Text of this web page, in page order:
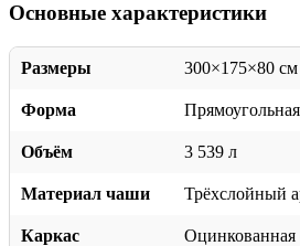
Основные характеристики
Размеры 300×175×80 см
Форма Прямоугольная
Объём 3 539 л
Материал чаши Трёхслойный
Каркас Оцинкованная